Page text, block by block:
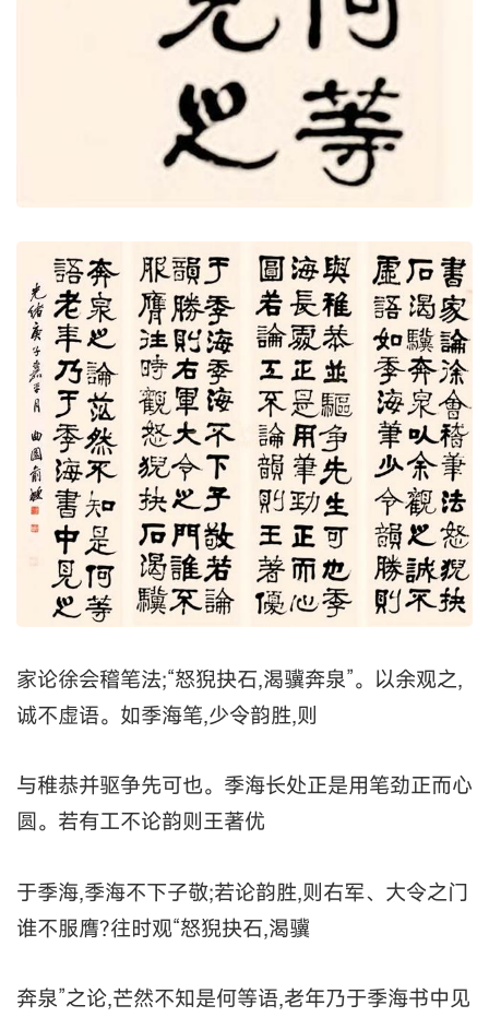
家论徐会稽笔法;“怒猊抉石,渴骥奔泉”。以余观之,
诚不虚语。如季海笔,少令韵胜,则
与稚恭并驱争先可也。季海长处正是用笔劲正而心
圆。若有工不论韵则王著优
于季海,季海不下子敬;若论韵胜,则右军、大令之门
谁不服膺?往时观“怒猊抉石,渴骥
奔泉”之论,芒然不知是何等语,老年乃于季海书中见